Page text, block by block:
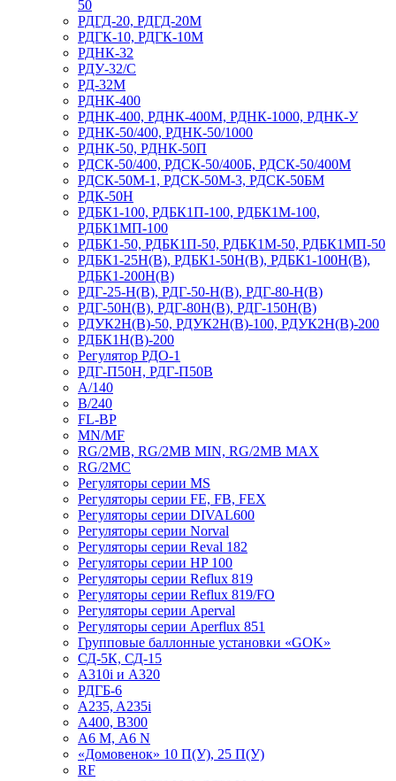
50
РДГД-20, РДГД-20М
РДГК-10, РДГК-10М
РДНК-32
РДУ-32/С
РД-32М
РДНК-400
РДНК-400, РДНК-400М, РДНК-1000, РДНК-У
РДНК-50/400, РДНК-50/1000
РДНК-50, РДНК-50П
РДСК-50/400, РДСК-50/400Б, РДСК-50/400М
РДСК-50М-1, РДСК-50М-3, РДСК-50БМ
РДК-50Н
РДБК1-100, РДБК1П-100, РДБК1М-100,
РДБК1МП-100
РДБК1-50, РДБК1П-50, РДБК1М-50, РДБК1МП-50
РДБК1-25Н(В), РДБК1-50Н(В), РДБК1-100Н(В),
РДБК1-200Н(В)
РДГ-25-Н(В), РДГ-50-Н(В), РДГ-80-Н(В)
РДГ-50Н(В), РДГ-80Н(В), РДГ-150Н(В)
РДУК2Н(В)-50, РДУК2Н(В)-100, РДУК2Н(В)-200
РДБК1Н(В)-200
Регулятор РДО-1
РДГ-П50Н, РДГ-П50В
A/140
B/240
FL-BP
MN/MF
RG/2MB, RG/2MB MIN, RG/2MB MAX
RG/2MC
Регуляторы серии MS
Регуляторы серии FE, FB, FEX
Регуляторы серии DIVAL600
Регуляторы серии Norval
Регуляторы серии Reval 182
Регуляторы серии HP 100
Регуляторы серии Reflux 819
Регуляторы серии Reflux 819/FO
Регуляторы серии Aperval
Регуляторы серии Aperflux 851
Групповые баллонные установки «GOK»
СД-5К, СД-15
A310i и A320
РДГБ-6
A235, A235i
A400, B300
А6 M, А6 N
«Домовенок» 10 П(У), 25 П(У)
RF